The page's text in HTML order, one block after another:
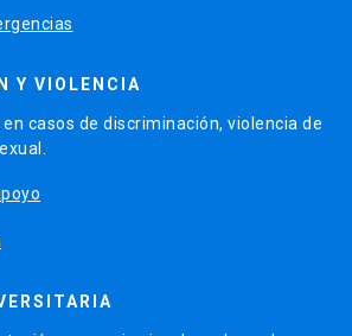
Y VIOLENCIA
casos de discriminación, violencia de